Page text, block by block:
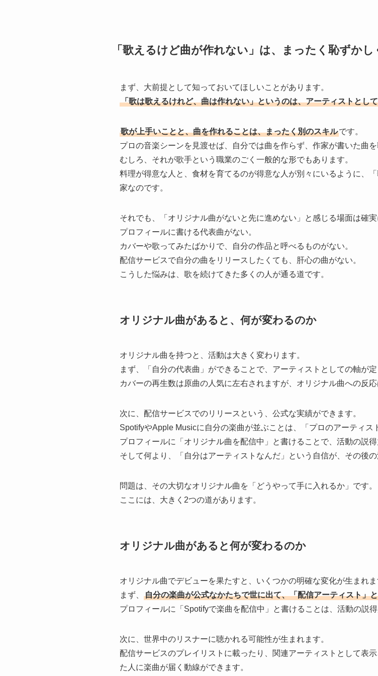
LIVE
STAFF BLOG
CONTACT
「歌えるけど曲が作れない」は、まったく恥ずかし
まず、大前提として知っておいてほしいことがあります。
「歌は歌えるけれど、曲は作れない」というのは、アーティストとし
歌が上手いことと、曲を作れることは、まったく別のスキルです。
プロの音楽シーンを見渡せば、自分では曲を作らず、作家が書いた曲
むしろ、それが歌手という職業のごく一般的な形でもあります。
料理が得意な人と、食材を育てるのが得意な人が別々にいるように、
家なのです。
それでも、「オリジナル曲がないと先に進めない」と感じる場面は確実
プロフィールに書ける代表曲がない。
カバーや歌ってみたばかりで、自分の作品と呼べるものがない。
配信サービスで自分の曲をリリースしたくても、肝心の曲がない。
こうした悩みは、歌を続けてきた多くの人が通る道です。
オリジナル曲があると、何が変わるのか
オリジナル曲を持つと、活動は大きく変わります。
まず、「自分の代表曲」ができることで、アーティストとしての軸が定
カバーの再生数は原曲の人気に左右されますが、オリジナル曲への反
次に、配信サービスでのリリースという、公式な実績ができます。
SpotifyやApple Musicに自分の楽曲が並ぶことは、「プロのアーティス
プロフィールに「オリジナル曲を配信中」と書けることで、活動の説得
そして何より、「自分はアーティストなんだ」という自信が、その後
問題は、その大切なオリジナル曲を「どうやって手に入れるか」です。
ここには、大きく2つの道があります。
オリジナル曲があると何が変わるのか
オリジナル曲でデビューを果たすと、いくつかの明確な変化が生まれま
まず、
自分の楽曲が公式なかたちで世に出て、「配信アーティスト」
プロフィールに「Spotifyで楽曲を配信中」と書けることは、活動の説得
次に、世界中のリスナーに聴かれる可能性が生まれます。
配信サービスのプレイリストに載ったり、関連アーティストとして表
た人に楽曲が届く動線ができます。